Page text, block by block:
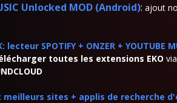
Unlocked MOD (Android): ajout
lecteur SPOTIFY + ONZER +
toutes les extensions EKO
meilleurs sites + applis de recherche